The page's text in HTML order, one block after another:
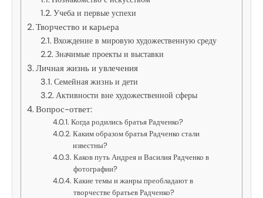
Учеба и первые успехи
Творчество и карьера
Вхождение в мировую художественную среду
Значимые проекты и выставки
Личная жизнь и увлечения
Семейная жизнь и дети
Активности вне художественной сферы
Вопрос-ответ:
Когда родились братья Радченко?
Каким образом братья Радченко стали
известны?
Каков путь Андрея и Василия Радченко в
фотографии?
Какие темы и жанры преобладают в
творчестве братьев Радченко?